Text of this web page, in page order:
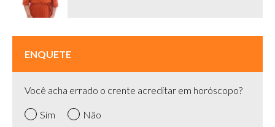
ENQUETE
Você acha errado o crente acreditar em horóscopo?
Sim Não